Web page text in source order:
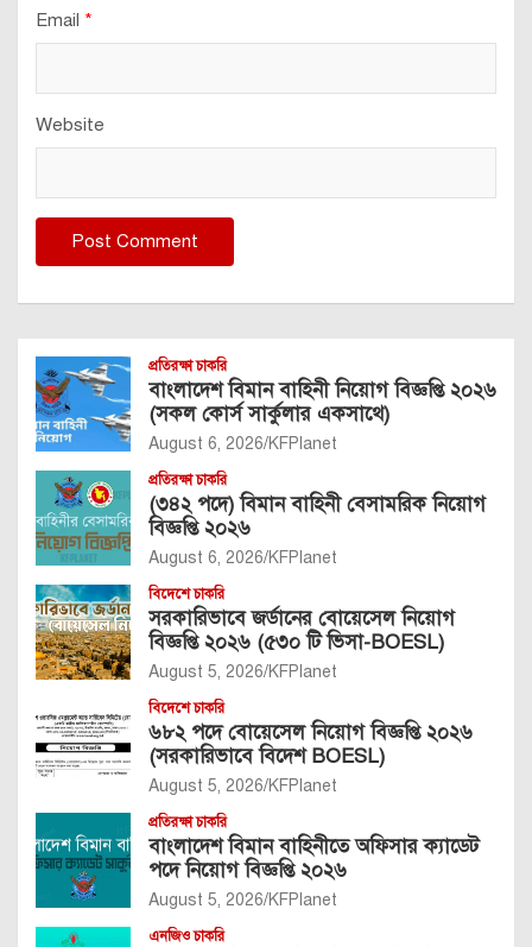
Email *
Website
প্রতিরক্ষা চাকরি
বাংলাদেশ বিমান বাহিনী নিয়োগ বিজ্ঞপ্তি ২০২৬
(সকল কোর্স সার্কুলার একসাথে)
August 6, 2026 KFPlanet
প্রতিরক্ষা চাকরি
(৩৪২ পদে) বিমান বাহিনী বেসামরিক নিয়োগ
বিজ্ঞপ্তি ২০২৬
August 6, 2026 KFPlanet
বিদেশে চাকরি
সরকারিভাবে জর্ডানের বোয়েসেল নিয়োগ
বিজ্ঞপ্তি ২০২৬ (৫৩০ টি ভিসা-BOESL)
August 5, 2026 KFPlanet
বিদেশে চাকরি
৬৮২ পদে বোয়েসেল নিয়োগ বিজ্ঞপ্তি ২০২৬
(সরকারিভাবে বিদেশ BOESL)
August 5, 2026 KFPlanet
প্রতিরক্ষা চাকরি
বাংলাদেশ বিমান বাহিনীতে অফিসার ক্যাডেট
পদে নিয়োগ বিজ্ঞপ্তি ২০২৬
August 5, 2026 KFPlanet
এনজিও চাকরি